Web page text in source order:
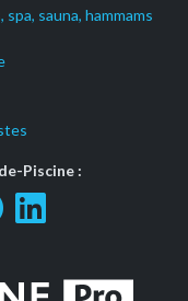
sauna, hammams
Piscine :